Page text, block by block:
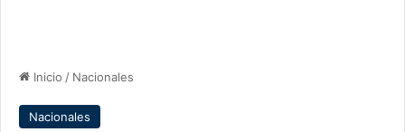
Inicio / Nacionales
Nacionales